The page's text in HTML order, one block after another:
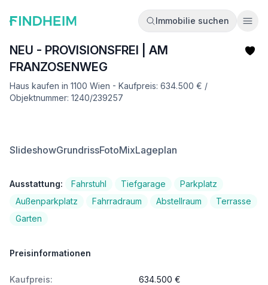
Immobilie suchen
NEU - PROVISIONSFREI | AM
FRANZOSENWEG
Haus kaufen in 1100 Wien - Kaufpreis: 634.500 € /
Objektnummer: 1240/239257
SlideshowGrundrissFotoMixLageplan
Ausstattung: Fahrstuhl Tiefgarage
Parkplatz
Außenparkplatz
Fahrradraum Abstellraum
Terrasse
Garten
Preisinformationen
Kaufpreis: 634.500 €